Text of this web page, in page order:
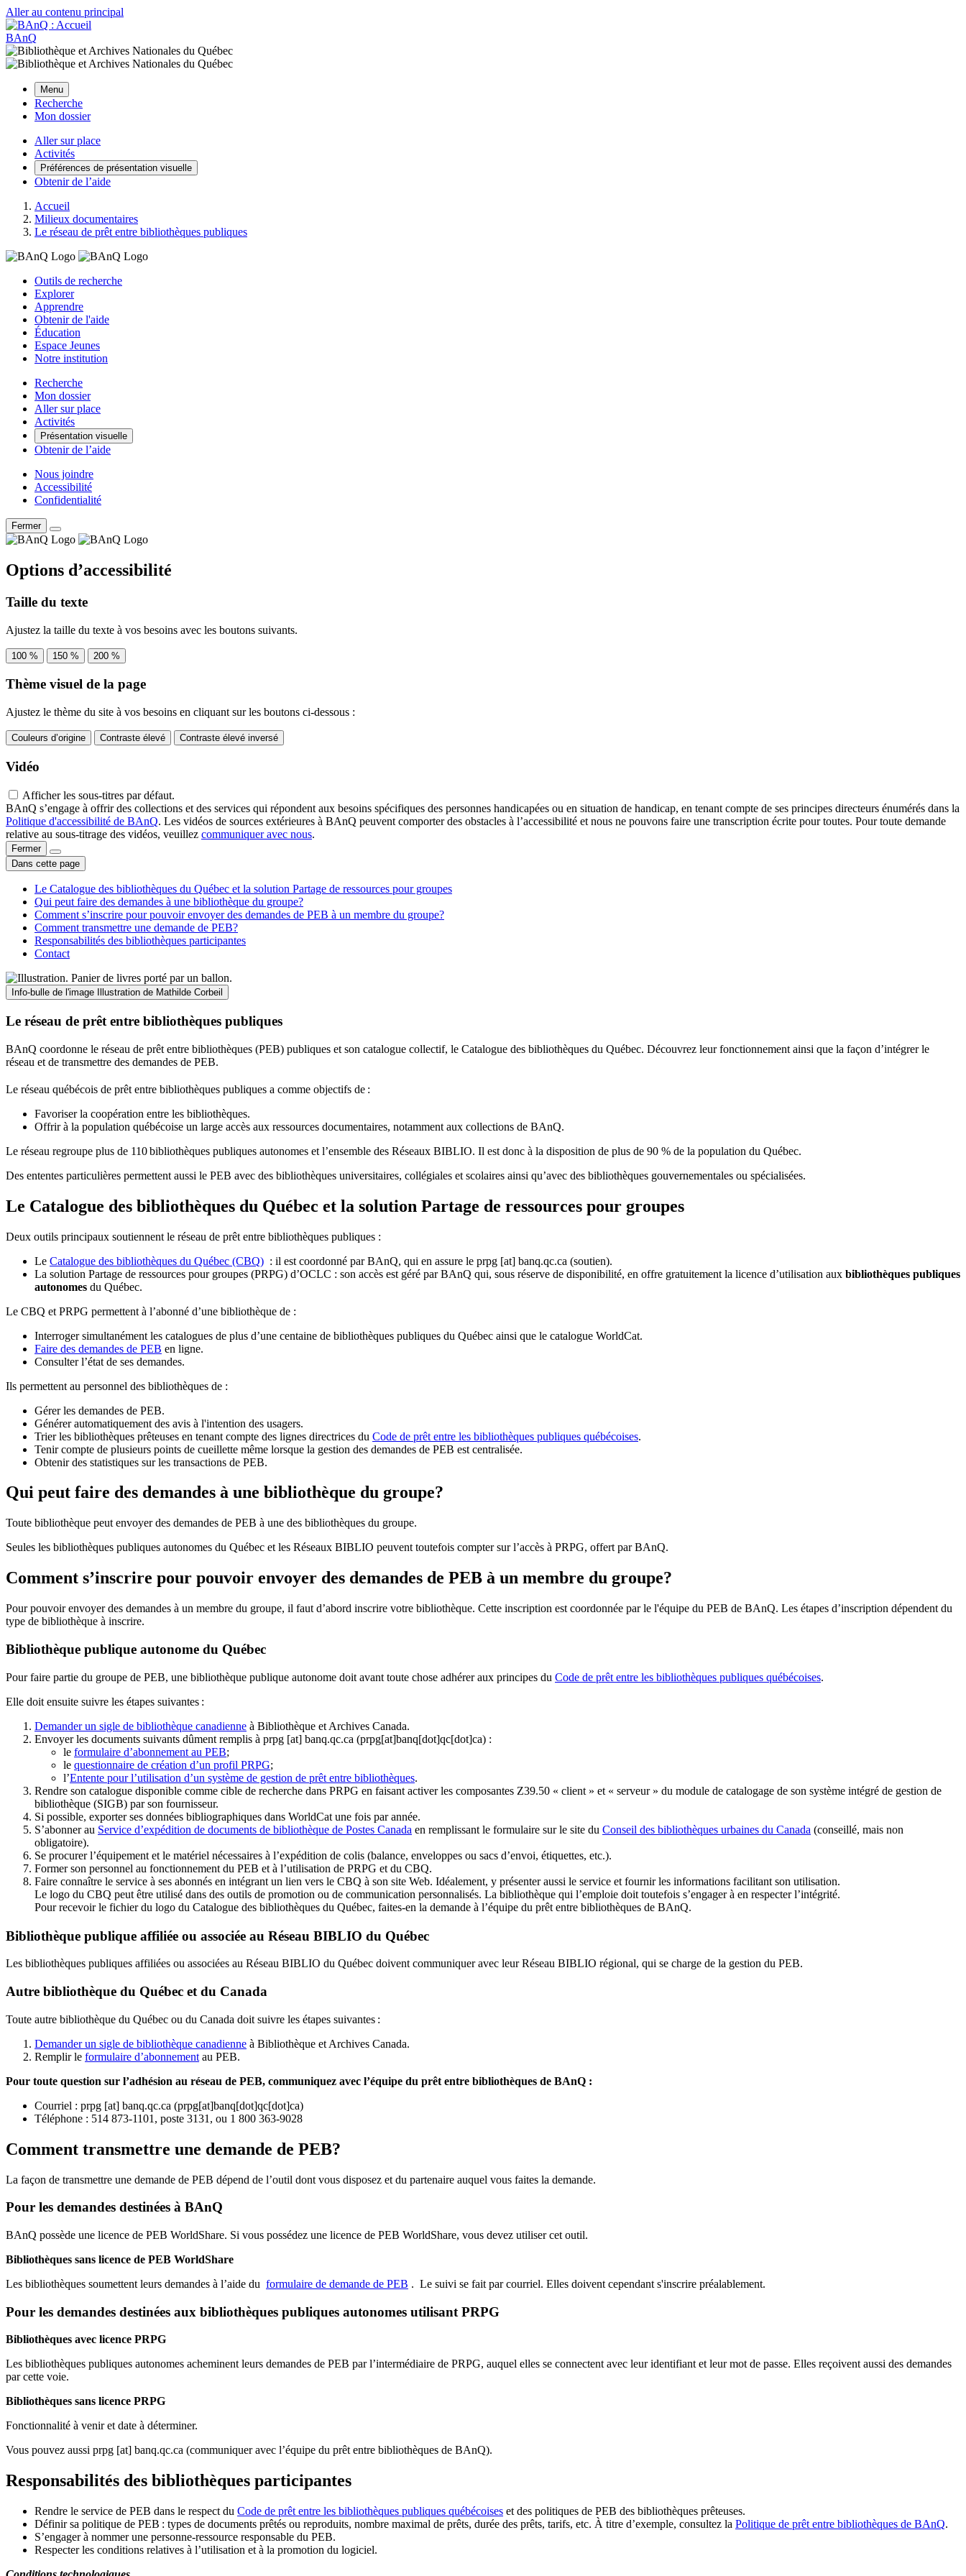
Aller au contenu principal
BAnQ
Menu
Recherche
Mon dossier
Aller sur place
Activités
Préférences de présentation visuelle
Obtenir de l’aide
Accueil
Milieux documentaires
Le réseau de prêt entre bibliothèques publiques
Outils de recherche
Explorer
Apprendre
Obtenir de l'aide
Éducation
Espace Jeunes
Notre institution
Recherche
Mon dossier
Aller sur place
Activités
Présentation visuelle
Obtenir de l’aide
Nous joindre
Accessibilité
Confidentialité
Fermer
Options d’accessibilité
Taille du texte
Ajustez la taille du texte à vos besoins avec les boutons suivants.
100 % 150 % 200 %
Thème visuel de la page
Ajustez le thème du site à vos besoins en cliquant sur les boutons ci-dessous :
Couleurs d’origine Contraste élevé Contraste élevé inversé
Vidéo
Afficher les sous-titres par défaut.
BAnQ s’engage à offrir des collections et des services qui répondent aux besoins spécifiques des personnes handicapées ou en situation de handicap, en tenant compte de ses principes directeurs énumérés dans la
Politique d'accessibilité de BAnQ. Les vidéos de sources extérieures à BAnQ peuvent comporter des obstacles à l’accessibilité et nous ne pouvons faire une transcription écrite pour toutes. Pour toute demande
relative au sous-titrage des vidéos, veuillez communiquer avec nous.
Fermer
Dans cette page
Le Catalogue des bibliothèques du Québec et la solution Partage de ressources pour groupes
Qui peut faire des demandes à une bibliothèque du groupe?
Comment s’inscrire pour pouvoir envoyer des demandes de PEB à un membre du groupe?
Comment transmettre une demande de PEB?
Responsabilités des bibliothèques participantes
Contact
Info-bulle de l'image Illustration de Mathilde Corbeil
Le réseau de prêt entre bibliothèques publiques
BAnQ coordonne le réseau de prêt entre bibliothèques (PEB) publiques et son catalogue collectif, le Catalogue des bibliothèques du Québec. Découvrez leur fonctionnement ainsi que la façon d’intégrer le
réseau et de transmettre des demandes de PEB.
Le réseau québécois de prêt entre bibliothèques publiques a comme objectifs de :
Favoriser la coopération entre les bibliothèques.
Offrir à la population québécoise un large accès aux ressources documentaires, notamment aux collections de BAnQ.
Le réseau regroupe plus de 110bibliothèques publiques autonomes et l’ensemble des Réseaux BIBLIO. Il est donc à la disposition de plus de 90 % de la population du Québec.
Des ententes particulières permettent aussi le PEB avec des bibliothèques universitaires, collégiales et scolaires ainsi qu’avec des bibliothèques gouvernementales ou spécialisées.
Le Catalogue des bibliothèques du Québec et la solution Partage de ressources pour groupes
Deux outils principaux soutiennent le réseau de prêt entre bibliothèques publiques :
Le Catalogue des bibliothèques du Québec (CBQ) : il est coordonné par BAnQ, qui en assure le prpg [at] banq.qc.ca (soutien).
La solution Partage de ressources pour groupes (PRPG) d’OCLC : son accès est géré par BAnQ qui, sous réserve de disponibilité, en offre gratuitement la licence d’utilisation aux bibliothèques publiques
autonomes du Québec.
Le CBQ et PRPG permettent à l’abonné d’une bibliothèque de :
Interroger simultanément les catalogues de plus d’une centaine de bibliothèques publiques du Québec ainsi que le catalogue WorldCat.
Faire des demandes de PEB en ligne.
Consulter l’état de ses demandes.
Ils permettent au personnel des bibliothèques de :
Gérer les demandes de PEB.
Générer automatiquement des avis à l'intention des usagers.
Trier les bibliothèques prêteuses en tenant compte des lignes directrices du Code de prêt entre les bibliothèques publiques québécoises.
Tenir compte de plusieurs points de cueillette même lorsque la gestion des demandes de PEB est centralisée.
Obtenir des statistiques sur les transactions de PEB.
Qui peut faire des demandes à une bibliothèque du groupe?
Toute bibliothèque peut envoyer des demandes de PEB à une des bibliothèques du groupe.
Seules les bibliothèques publiques autonomes du Québec et les Réseaux BIBLIO peuvent toutefois compter sur l’accès à PRPG, offert par BAnQ.
Comment s’inscrire pour pouvoir envoyer des demandes de PEB à un membre du groupe?
Pour pouvoir envoyer des demandes à un membre du groupe, il faut d’abord inscrire votre bibliothèque. Cette inscription est coordonnée par le l'équipe du PEB de BAnQ. Les étapes d’inscription dépendent du
type de bibliothèque à inscrire.
Bibliothèque publique autonome du Québec
Pour faire partie du groupe de PEB, une bibliothèque publique autonome doit avant toute chose adhérer aux principes du Code de prêt entre les bibliothèques publiques québécoises.
Elle doit ensuite suivre les étapes suivantes :
Demander un sigle de bibliothèque canadienne à Bibliothèque et Archives Canada.
Envoyer les documents suivants dûment remplis à prpg [at] banq.qc.ca (prpg[at]banq[dot]qc[dot]ca) :
le formulaire d’abonnement au PEB;
le questionnaire de création d’un profil PRPG;
l’Entente pour l’utilisation d’un système de gestion de prêt entre bibliothèques.
Rendre son catalogue disponible comme cible de recherche dans PRPG en faisant activer les composantes Z39.50 « client » et « serveur » du module de catalogage de son système intégré de gestion de
bibliothèque (SIGB) par son fournisseur.
Si possible, exporter ses données bibliographiques dans WorldCat une fois par année.
S’abonner au Service d’expédition de documents de bibliothèque de Postes Canada en remplissant le formulaire sur le site du Conseil des bibliothèques urbaines du Canada (conseillé, mais non
obligatoire).
Se procurer l’équipement et le matériel nécessaires à l’expédition de colis (balance, enveloppes ou sacs d’envoi, étiquettes, etc.).
Former son personnel au fonctionnement du PEB et à l’utilisation de PRPG et du CBQ.
Faire connaître le service à ses abonnés en intégrant un lien vers le CBQ à son site Web. Idéalement, y présenter aussi le service et fournir les informations facilitant son utilisation.
Le logo du CBQ peut être utilisé dans des outils de promotion ou de communication personnalisés. La bibliothèque qui l’emploie doit toutefois s’engager à en respecter l’intégrité.
Pour recevoir le fichier du logo du Catalogue des bibliothèques du Québec, faites-en la demande à l’équipe du prêt entre bibliothèques de BAnQ.
Bibliothèque publique affiliée ou associée au Réseau BIBLIO du Québec
Les bibliothèques publiques affiliées ou associées au Réseau BIBLIO du Québec doivent communiquer avec leur Réseau BIBLIO régional, qui se charge de la gestion du PEB.
Autre bibliothèque du Québec et du Canada
Toute autre bibliothèque du Québec ou du Canada doit suivre les étapes suivantes :
Demander un sigle de bibliothèque canadienne à Bibliothèque et Archives Canada.
Remplir le formulaire d’abonnement au PEB.
Pour toute question sur l’adhésion au réseau de PEB, communiquez avec l’équipe du prêt entre bibliothèques de BAnQ :
Courriel : prpg [at] banq.qc.ca (prpg[at]banq[dot]qc[dot]ca)
Téléphone : 514 873-1101, poste 3131, ou 1 800 363-9028
Comment transmettre une demande de PEB?
La façon de transmettre une demande de PEB dépend de l’outil dont vous disposez et du partenaire auquel vous faites la demande.
Pour les demandes destinées à BAnQ
BAnQ possède une licence de PEB WorldShare. Si vous possédez une licence de PEB WorldShare, vous devez utiliser cet outil.
Bibliothèques sans licence de PEB WorldShare
Les bibliothèques soumettent leurs demandes à l’aide du formulaire de demande de PEB . Le suivi se fait par courriel. Elles doivent cependant s'inscrire préalablement.
Pour les demandes destinées aux bibliothèques publiques autonomes utilisant PRPG
Bibliothèques avec licence PRPG
Les bibliothèques publiques autonomes acheminent leurs demandes de PEB par l’intermédiaire de PRPG, auquel elles se connectent avec leur identifiant et leur mot de passe. Elles reçoivent aussi des demandes
par cette voie.
Bibliothèques sans licence PRPG
Fonctionnalité à venir et date à déterminer.
Vous pouvez aussi prpg [at] banq.qc.ca (communiquer avec l’équipe du prêt entre bibliothèques de BAnQ).
Responsabilités des bibliothèques participantes
Rendre le service de PEB dans le respect du Code de prêt entre les bibliothèques publiques québécoises et des politiques de PEB des bibliothèques prêteuses.
Définir sa politique de PEB : types de documents prêtés ou reproduits, nombre maximal de prêts, durée des prêts, tarifs, etc. À titre d’exemple, consultez la Politique de prêt entre bibliothèques de BAnQ.
S’engager à nommer une personne-ressource responsable du PEB.
Respecter les conditions relatives à l’utilisation et à la promotion du logiciel.